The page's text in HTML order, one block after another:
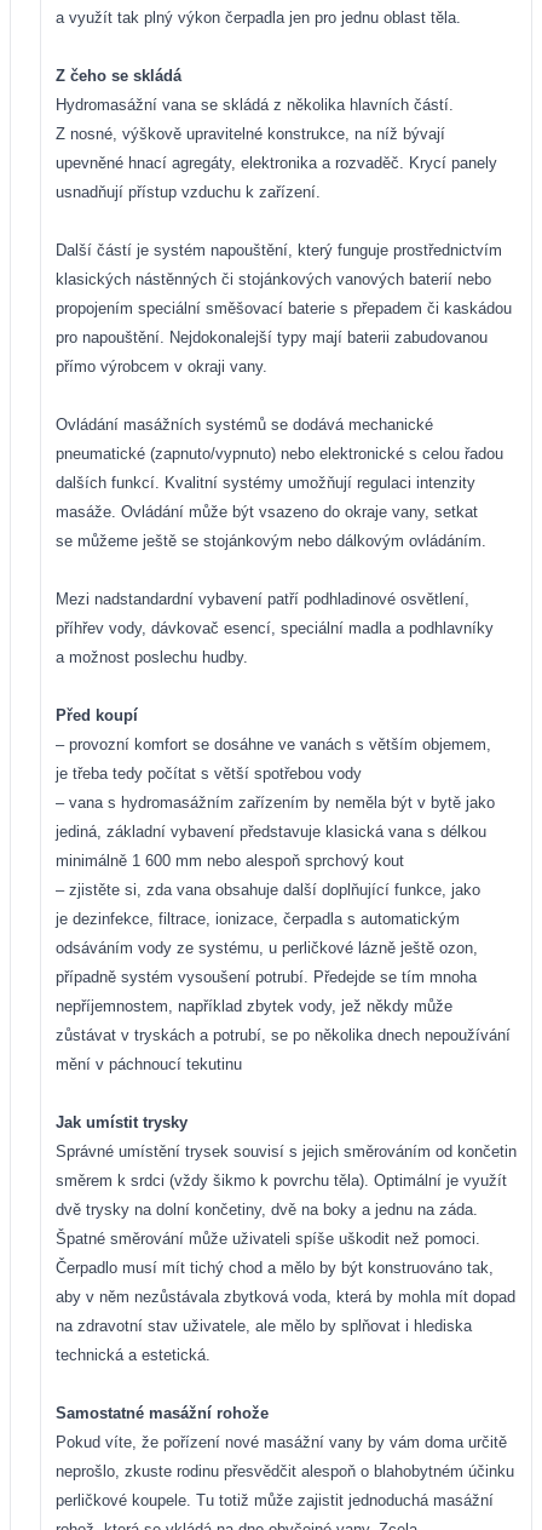
a využít tak plný výkon čerpadla jen pro jednu oblast těla.
Z čeho se skládá
Hydromasážní vana se skládá z několika hlavních částí.
Z nosné, výškově upravitelné konstrukce, na níž bývají
upevněné hnací agregáty, elektronika a rozvaděč. Krycí panely
usnadňují přístup vzduchu k zařízení.
Další částí je systém napouštění, který funguje prostřednictvím
klasických nástěnných či stojánkových vanových baterií nebo
propojením speciální směšovací baterie s přepadem či kaskádou
pro napouštění. Nejdokonalejší typy mají baterii zabudovanou
přímo výrobcem v okraji vany.
Ovládání masážních systémů se dodává mechanické
pneumatické (zapnuto/vypnuto) nebo elektronické s celou řadou
dalších funkcí. Kvalitní systémy umožňují regulaci intenzity
masáže. Ovládání může být vsazeno do okraje vany, setkat
se můžeme ještě se stojánkovým nebo dálkovým ovládáním.
Mezi nadstandardní vybavení patří podhladinové osvětlení,
příhřev vody, dávkovač esencí, speciální madla a podhlavníky
a možnost poslechu hudby.
Před koupí
– provozní komfort se dosáhne ve vanách s větším objemem,
je třeba tedy počítat s větší spotřebou vody
– vana s hydromasážním zařízením by neměla být v bytě jako
jediná, základní vybavení představuje klasická vana s délkou
minimálně 1 600 mm nebo alespoň sprchový kout
– zjistěte si, zda vana obsahuje další doplňující funkce, jako
je dezinfekce, filtrace, ionizace, čerpadla s automatickým
odsáváním vody ze systému, u perličkové lázně ještě ozon,
případně systém vysoušení potrubí. Předejde se tím mnoha
nepříjemnostem, například zbytek vody, jež někdy může
zůstávat v tryskách a potrubí, se po několika dnech nepoužívání
mění v páchnoucí tekutinu
Jak umístit trysky
Správné umístění trysek souvisí s jejich směrováním od končetin
směrem k srdci (vždy šikmo k povrchu těla). Optimální je využít
dvě trysky na dolní končetiny, dvě na boky a jednu na záda.
Špatné směrování může uživateli spíše uškodit než pomoci.
Čerpadlo musí mít tichý chod a mělo by být konstruováno tak,
aby v něm nezůstávala zbytková voda, která by mohla mít dopad
na zdravotní stav uživatele, ale mělo by splňovat i hlediska
technická a estetická.
Samostatné masážní rohože
Pokud víte, že pořízení nové masážní vany by vám doma určitě
neprošlo, zkuste rodinu přesvědčit alespoň o blahobytném účinku
perličkové koupele. Tu totiž může zajistit jednoduchá masážní